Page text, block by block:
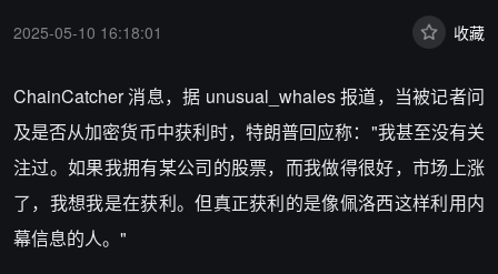
2025-05-10 16:18:01 收藏
ChainCatcher 消息，据 unusual_whales 报道，当被记者问
及是否从加密货币中获利时，特朗普回应称："我甚至没有关
注过。如果我拥有某公司的股票，而我做得很好，市场上涨
了，我想我是在获利。但真正获利的是像佩洛西这样利用内
幕信息的人。"